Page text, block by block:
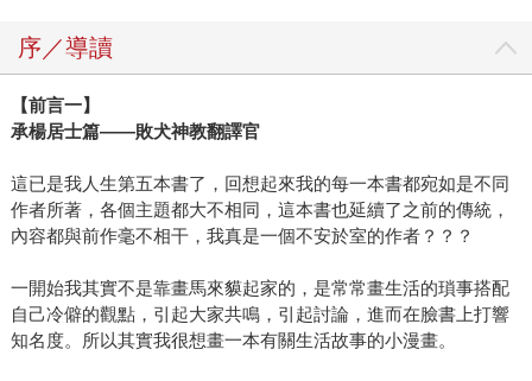
序／導讀
【前言一】
承楊居士篇——敗犬神教翻譯官
這已是我人生第五本書了，回想起來我的每一本書都宛如是不同
作者所著，各個主題都大不相同，這本書也延續了之前的傳統，
內容都與前作毫不相干，我真是一個不安於室的作者？？？
一開始我其實不是靠畫馬來貘起家的，是常常畫生活的瑣事搭配
自己冷僻的觀點，引起大家共鳴，引起討論，進而在臉書上打響
知名度。所以其實我很想畫一本有關生活故事的小漫畫。